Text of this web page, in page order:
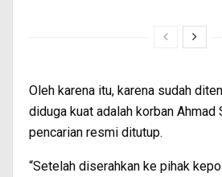
Oleh karena itu, karena sudah
diduga kuat adalah korban Ahmad
pencarian resmi ditutup.
“Setelah diserahkan ke pihak